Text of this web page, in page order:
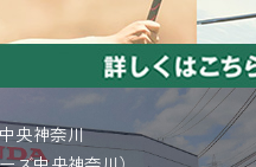
央神奈川